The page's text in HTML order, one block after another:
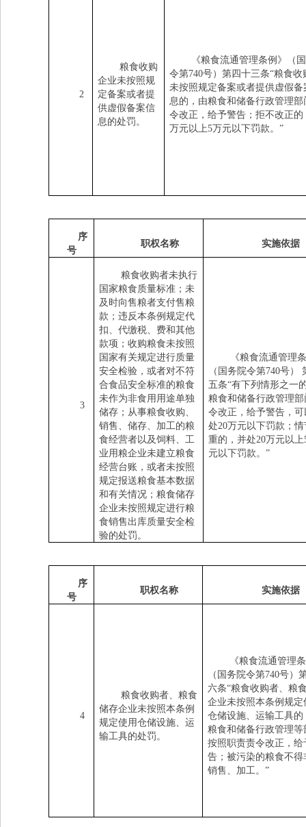
2
粮食收购
企业未按照规
定备案或者提
供虚假备案信
息的处罚。
《粮食流通管理条例》（
令第740号）第四十三条“粮食收
未按照规定备案或者提供虚假备
息的，由粮食和储备行政管理部
令改正，给予警告；拒不改正的
万元以上5万元以下罚款。 ”
序
号
职权名称 实施依据
3
粮食收购者未执行
国家粮食质量标准；未
及时向售粮者支付售粮
款；违反本条例规定代
扣、代缴税、费和其他
款项；收购粮食未按照
国家有关规定进行质量
安全检验，或者对不符
合食品安全标准的粮食
未作为非食用用途单独
储存；从事粮食收购、
销售、储存、加工的粮
食经营者以及饲料、工
业用粮企业未建立粮食
经营台账，或者未按照
规定报送粮食基本数据
和有关情况；粮食储存
企业未按照规定进行粮
食销售出库质量安全检
验的处罚。
《粮食流通管理
（国务院令第740号）
五条“有下列情形之一
粮食和储备行政管理部
令改正，给予警告，可
处20万元以下罚款；情
重的，并处20万元以上
元以下罚款。 ”
序
号
职权名称 实施依据
4
粮食收购者、粮食
储存企业未按照本条例
规定使用仓储设施、运
输工具的处罚。
《粮食流通管理
（国务院令第740号）
六条“粮食收购者、粮
企业未按照本条例规定
仓储设施、运输工具的
粮食和储备行政管理等
按照职责责令改正，给
告；被污染的粮食不得
销售、加工。”